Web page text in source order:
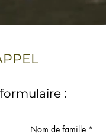
:
Nom de famille